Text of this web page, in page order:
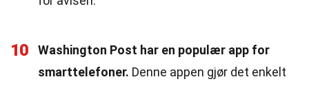
10
Washington Post har en populær app for
smarttelefoner. Denne appen gjør det enkelt